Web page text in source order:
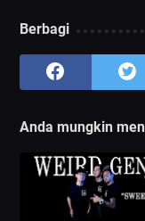
Berbagi
Anda mungkin